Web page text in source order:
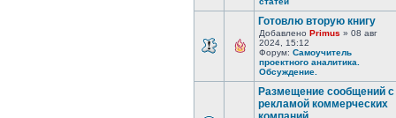
Готовлю вторую книгу
Добавлено Primus » 08 авг
2024, 15:12
Форум: Самоучитель
проектного аналитика.
Обсуждение.
Размещение сообщений с
рекламой коммерческих